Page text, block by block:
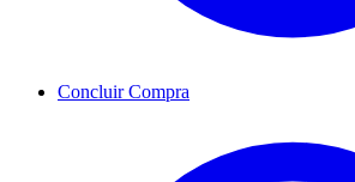
Concluir Compra